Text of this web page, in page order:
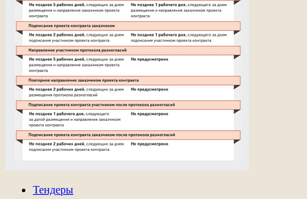
Тендеры